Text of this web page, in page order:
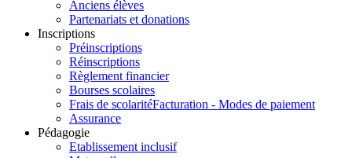
Anciens élèves
Partenariats et donations
Inscriptions
Préinscriptions
Réinscriptions
Règlement financier
Bourses scolaires
Frais de scolaritéFacturation - Modes de paiement
Assurance
Pédagogie
Etablissement inclusif